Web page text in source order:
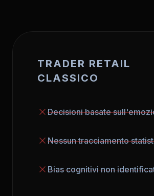
TRADER RETAIL
CLASSICO
Decisioni basate
Nessun tracciamento
Bias cognitivi non